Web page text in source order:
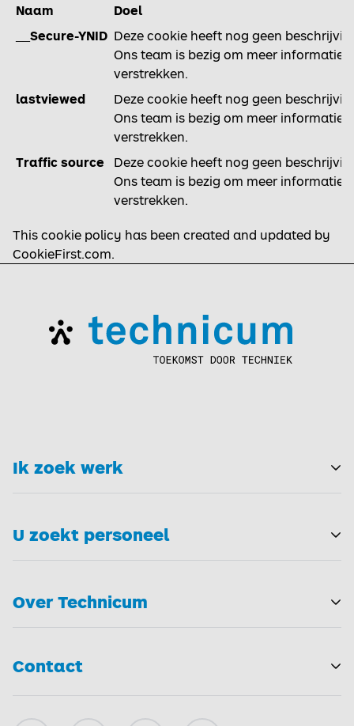
Naam
Doel
__Secure-YNID Deze cookie heeft nog geen
Ons team is bezig om meer informatie
verstrekken.
lastviewed
Deze cookie heeft nog geen
Ons team is bezig om meer informatie
verstrekken.
Traffic source
Deze cookie heeft nog geen
Ons team is bezig om meer informatie
verstrekken.
This cookie policy has been created and updated by
CookieFirst.com.
Ik zoek werk
U zoekt personeel
Over Technicum
Contact